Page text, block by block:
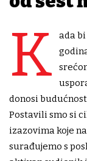
K
ada
donosi
Postavili smo si
izazovima koje
surađujemo s